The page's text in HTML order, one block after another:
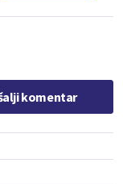
komentar